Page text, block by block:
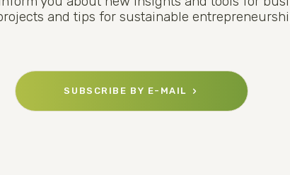
and tips for sustainable
SUBSCRIBE BY E-MAIL